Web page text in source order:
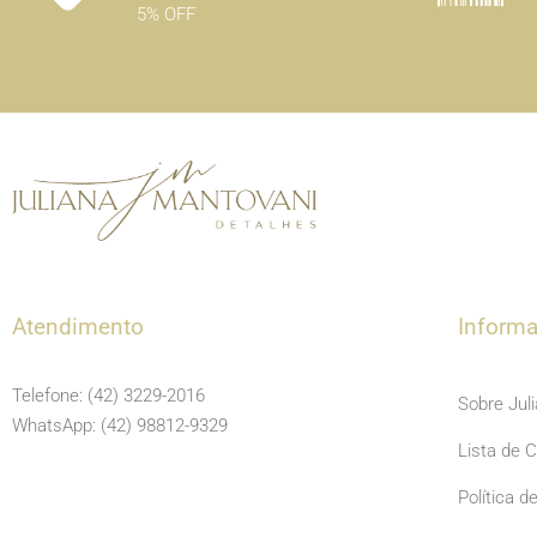
5% OFF
Atendimento
Telefone: (42) 3229-2016
WhatsApp: (42) 98812-9329
Sobre
Lista de
Política